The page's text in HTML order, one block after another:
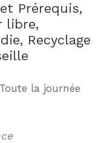
Prérequis,
libre,
Recyclage
Toute la journée